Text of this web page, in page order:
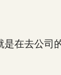
在去公司的